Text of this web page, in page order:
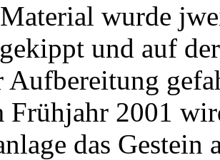
wurde
und auf
Aufbereitung
Frühjahr 2001
das